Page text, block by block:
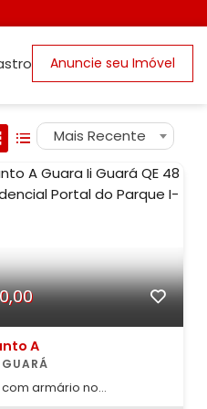
Anuncie seu Imóvel
Mais Recente
A
armário no